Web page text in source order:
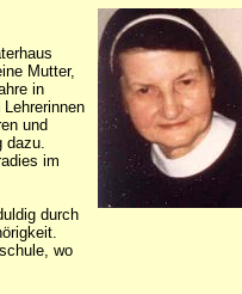
Mutter,
in
und
dazu.
im
durch
wo